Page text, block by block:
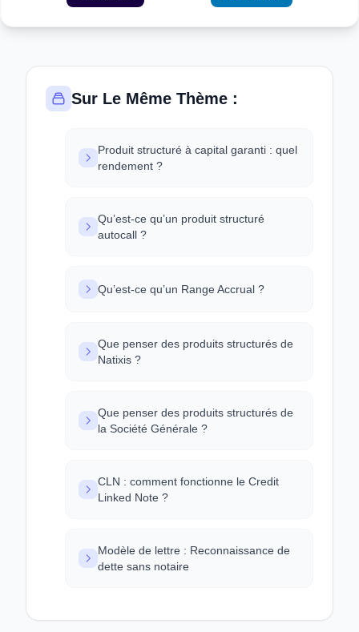
Sur Le Même Thème :
Produit structuré à capital garanti : quel
rendement ?
Qu’est-ce qu’un produit structuré
autocall ?
Qu’est-ce qu’un Range Accrual ?
Que penser des produits structurés de
Natixis ?
Que penser des produits structurés de
la Société Générale ?
CLN : comment fonctionne le Credit
Linked Note ?
Modèle de lettre : Reconnaissance de
dette sans notaire